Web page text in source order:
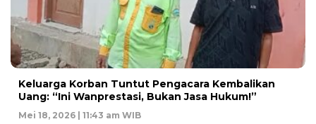
Keluarga Korban Tuntut Pengacara Kembalikan
Uang: “Ini Wanprestasi, Bukan Jasa Hukum!”
Mei 18, 2026 | 11:43 am WIB